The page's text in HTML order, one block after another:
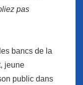
pas
bancs de la
jeune
public dans